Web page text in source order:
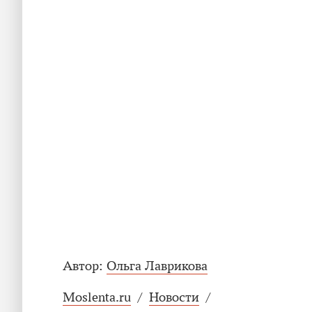
Автор: Ольга Лаврикова
Moslenta.ru / Новости /